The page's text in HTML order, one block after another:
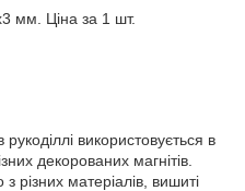
мм. Ціна за 1 шт.
використовується в
декорованих магнітів.
різних матеріалів, вишиті